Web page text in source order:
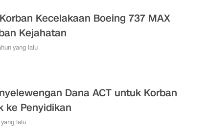
Kecelakaan Boeing 737 MAX
Kejahatan
yang lalu
Dana ACT untuk Korban
ke Penyidikan
yang lalu